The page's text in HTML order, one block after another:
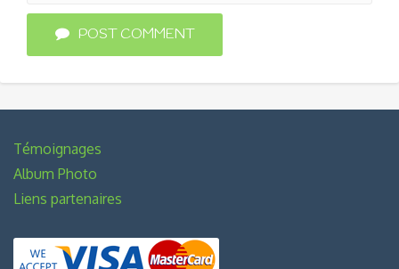
POST COMMENT
Témoignages
Album Photo
Liens partenaires